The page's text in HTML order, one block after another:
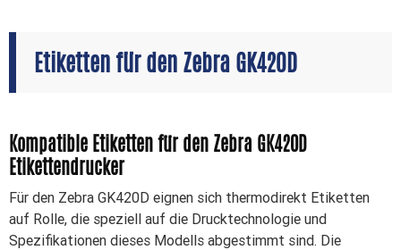
Etiketten für den Zebra GK420D
Kompatible Etiketten für den Zebra GK420D
Etikettendrucker
Für den Zebra GK420D eignen sich thermodirekt Etiketten
auf Rolle, die speziell auf die Drucktechnologie und
Spezifikationen dieses Modells abgestimmt sind. Die